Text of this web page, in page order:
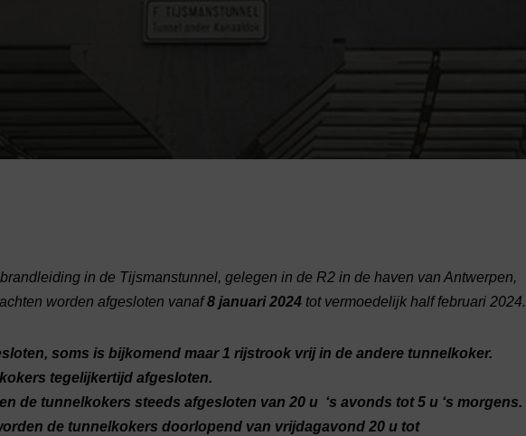
in de Tijsmanstunnel, gelegen in de R2 in de haven van Antwerpen,
worden afgesloten vanaf8 januari 2024tot vermoedelijk half februari 2024.
soms is bijkomend maar 1 rijstrook vrij in de andere tunnelkoker.
tegelijkertijd afgesloten.
de tunnelkokers steeds afgesloten van 20 u ‘s avonds tot 5 u ‘s morgens.
de tunnelkokers doorlopend van vrijdagavond 20 u tot